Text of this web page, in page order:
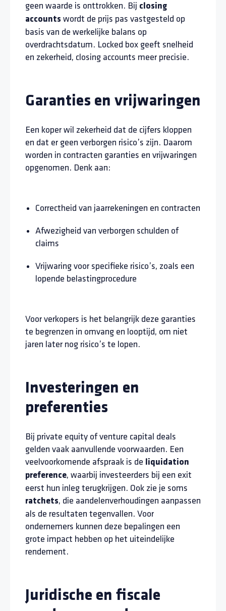
geen waarde is onttrokken. Bij closing
accounts wordt de prijs pas vastgesteld op
basis van de werkelijke balans op
overdrachtsdatum. Locked box geeft snelheid
en zekerheid, closing accounts meer precisie.
Garanties en vrijwaringen
Een koper wil zekerheid dat de cijfers kloppen
en dat er geen verborgen risico’s zijn. Daarom
worden in contracten garanties en vrijwaringen
opgenomen. Denk aan:
Correctheid van jaarrekeningen en contracten
Afwezigheid van verborgen schulden of
claims
Vrijwaring voor specifieke risico’s, zoals een
lopende belastingprocedure
Voor verkopers is het belangrijk deze garanties
te begrenzen in omvang en looptijd, om niet
jaren later nog risico’s te lopen.
Investeringen en
preferenties
Bij private equity of venture capital deals
gelden vaak aanvullende voorwaarden. Een
veelvoorkomende afspraak is de liquidation
preference, waarbij investeerders bij een exit
eerst hun inleg terugkrijgen. Ook zie je soms
ratchets, die aandelenverhoudingen aanpassen
als de resultaten tegenvallen. Voor
ondernemers kunnen deze bepalingen een
grote impact hebben op het uiteindelijke
rendement.
Juridische en fiscale